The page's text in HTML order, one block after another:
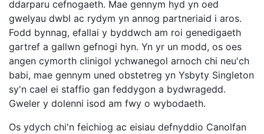
ddarparu cefnogaeth. Mae gennym hyd yn oed
gwelyau dwbl ac rydym yn annog partneriaid i aros.
Fodd bynnag, efallai y byddwch am roi genedigaeth
gartref a gallwn gefnogi hyn. Yn yr un modd, os oes
angen cymorth clinigol ychwanegol arnoch chi neu'ch
babi, mae gennym uned obstetreg yn Ysbyty Singleton
sy'n cael ei staffio gan feddygon a bydwragedd.
Gweler y dolenni isod am fwy o wybodaeth.
Os ydych chi'n feichiog ac eisiau defnyddio Canolfan